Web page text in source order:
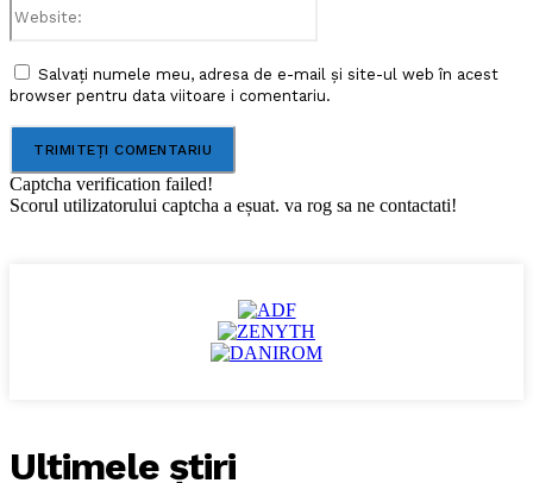
Salvați numele meu, adresa de e-mail și site-ul web în acest
browser pentru data viitoare i comentariu.
Captcha verification failed!
Scorul utilizatorului captcha a eșuat. va rog sa ne contactati!
Ultimele ştiri